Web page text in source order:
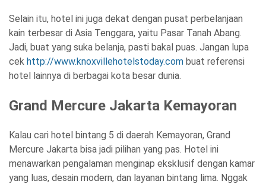
Selain itu, hotel ini juga dekat dengan pusat perbelanjaan
kain terbesar di Asia Tenggara, yaitu Pasar Tanah Abang.
Jadi, buat yang suka belanja, pasti bakal puas. Jangan lupa
cek http://www.knoxvillehotelstoday.com buat referensi
hotel lainnya di berbagai kota besar dunia.
Grand Mercure Jakarta Kemayoran
Kalau cari hotel bintang 5 di daerah Kemayoran, Grand
Mercure Jakarta bisa jadi pilihan yang pas. Hotel ini
menawarkan pengalaman menginap eksklusif dengan kamar
yang luas, desain modern, dan layanan bintang lima. Nggak